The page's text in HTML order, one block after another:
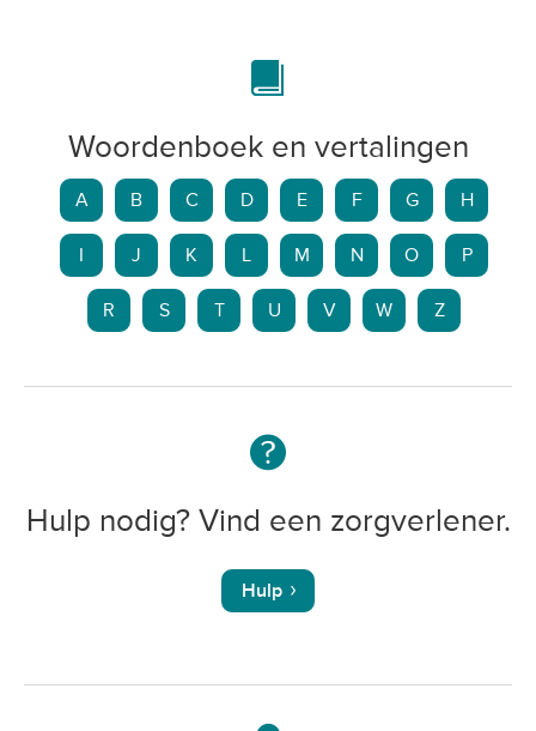
Woordenboek en vertalingen
A B C D E F G H
J K L M N O P
R S T U V W Z
Hulp nodig? Vind een zorgverlener.
Hulp